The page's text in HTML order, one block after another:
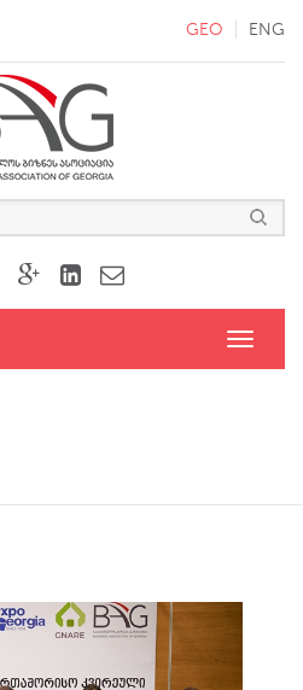
GEO ENG
Toggle